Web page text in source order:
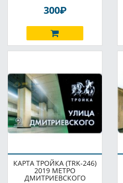
300P
КАРТА ТРОЙКА (TRK-246)
2019 МЕТРО
ДМИТРИЕВСКОГО